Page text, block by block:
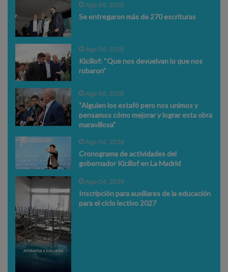
Ago 06, 2026
Se entregaron más de 270 escrituras
Ago 06, 2026
Kicillof: “Que nos devuelvan lo que nos
robaron”
Ago 06, 2026
“Alguien los estafó pero nos unimos y
pensamos cómo mejorar y lograr esta obra
maravillosa”
Ago 04, 2026
Cronograma de actividades del
gobernador Kicillof en La Madrid
Ago 04, 2026
Inscripción para auxiliares de la educación
para el ciclo lectivo 2027